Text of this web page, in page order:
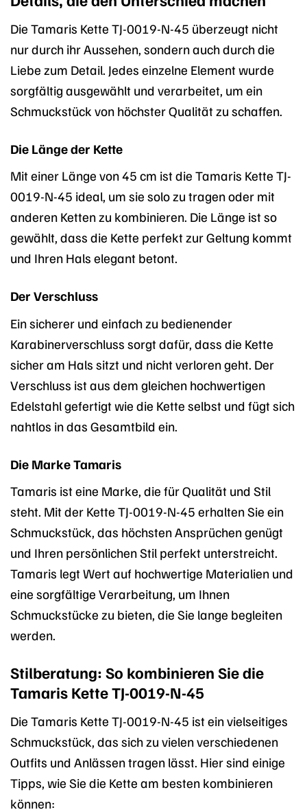
Die Tamaris Kette TJ-0019-N-45 überzeugt nicht
nur durch ihr Aussehen, sondern auch durch die
Liebe zum Detail. Jedes einzelne Element wurde
sorgfältig ausgewählt und verarbeitet, um ein
Schmuckstück von höchster Qualität zu schaffen.
Die Länge der Kette
Mit einer Länge von 45 cm ist die Tamaris Kette TJ-
0019-N-45 ideal, um sie solo zu tragen oder mit
anderen Ketten zu kombinieren. Die Länge ist so
gewählt, dass die Kette perfekt zur Geltung kommt
und Ihren Hals elegant betont.
Der Verschluss
Ein sicherer und einfach zu bedienender
Karabinerverschluss sorgt dafür, dass die Kette
sicher am Hals sitzt und nicht verloren geht. Der
Verschluss ist aus dem gleichen hochwertigen
Edelstahl gefertigt wie die Kette selbst und fügt sich
nahtlos in das Gesamtbild ein.
Die Marke Tamaris
Tamaris ist eine Marke, die für Qualität und Stil
steht. Mit der Kette TJ-0019-N-45 erhalten Sie ein
Schmuckstück, das höchsten Ansprüchen genügt
und Ihren persönlichen Stil perfekt unterstreicht.
Tamaris legt Wert auf hochwertige Materialien und
eine sorgfältige Verarbeitung, um Ihnen
Schmuckstücke zu bieten, die Sie lange begleiten
werden.
Stilberatung: So kombinieren Sie die
Tamaris Kette TJ-0019-N-45
Die Tamaris Kette TJ-0019-N-45 ist ein vielseitiges
Schmuckstück, das sich zu vielen verschiedenen
Outfits und Anlässen tragen lässt. Hier sind einige
Tipps, wie Sie die Kette am besten kombinieren
können: